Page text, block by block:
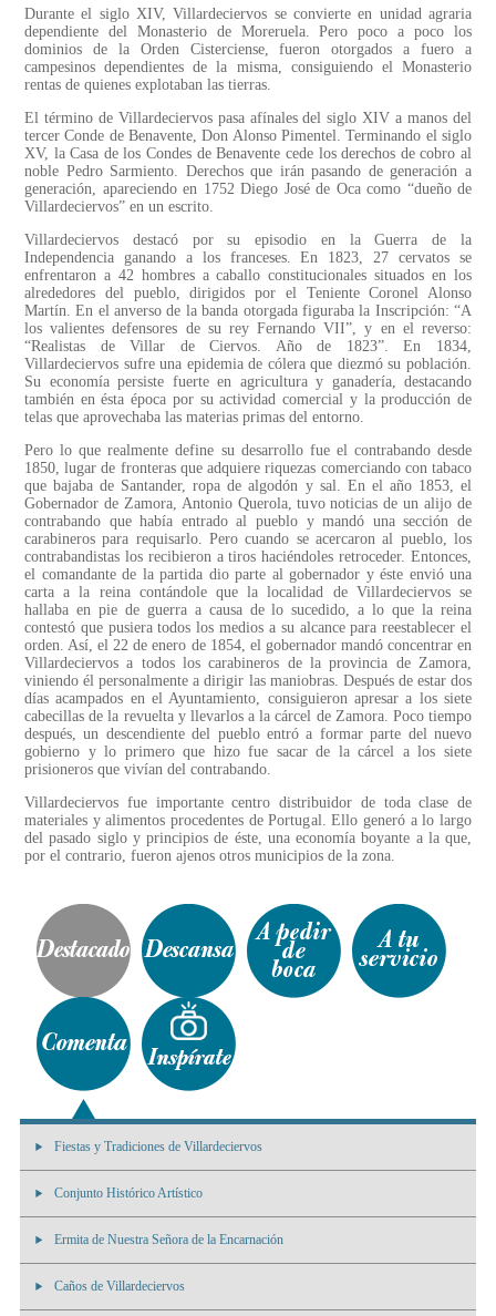
Durante el siglo XIV, Villardeciervos se convierte en unidad agraria
dependiente del Monasterio de Moreruela. Pero poco a poco los
dominios de la Orden Cisterciense, fueron otorgados a fuero a
campesinos dependientes de la misma, consiguiendo el Monasterio
rentas de quienes explotaban las tierras.
El término de Villardeciervos pasa afínales del siglo XIV a manos del
tercer Conde de Benavente, Don Alonso Pimentel. Terminando el siglo
XV, la Casa de los Condes de Benavente cede los derechos de cobro al
noble Pedro Sarmiento. Derechos que irán pasando de generación a
generación, apareciendo en 1752 Diego José de Oca como “dueño de
Villardeciervos” en un escrito.
Villardeciervos destacó por su episodio en la Guerra de la
Independencia ganando a los franceses. En 1823, 27 cervatos se
enfrentaron a 42 hombres a caballo constitucionales situados en los
alrededores del pueblo, dirigidos por el Teniente Coronel Alonso
Martín. En el anverso de la banda otorgada figuraba la Inscripción: “A
los valientes defensores de su rey Fernando VII”, y en el reverso:
“Realistas de Villar de Ciervos. Año de 1823”. En 1834,
Villardeciervos sufre una epidemia de cólera que diezmó su población.
Su economía persiste fuerte en agricultura y ganadería, destacando
también en ésta época por su actividad comercial y la producción de
telas que aprovechaba las materias primas del entorno.
Pero lo que realmente define su desarrollo fue el contrabando desde
1850, lugar de fronteras que adquiere riquezas comerciando con tabaco
que bajaba de Santander, ropa de algodón y sal. En el año 1853, el
Gobernador de Zamora, Antonio Querola, tuvo noticias de un alijo de
contrabando que había entrado al pueblo y mandó una sección de
carabineros para requisarlo. Pero cuando se acercaron al pueblo, los
contrabandistas los recibieron a tiros haciéndoles retroceder. Entonces,
el comandante de la partida dio parte al gobernador y éste envió una
carta a la reina contándole que la localidad de Villardeciervos se
hallaba en pie de guerra a causa de lo sucedido, a lo que la reina
contestó que pusiera todos los medios a su alcance para reestablecer el
orden. Así, el 22 de enero de 1854, el gobernador mandó concentrar en
Villardeciervos a todos los carabineros de la provincia de Zamora,
viniendo él personalmente a dirigir las maniobras. Después de estar dos
días acampados en el Ayuntamiento, consiguieron apresar a los siete
cabecillas de la revuelta y llevarlos a la cárcel de Zamora. Poco tiempo
después, un descendiente del pueblo entró a formar parte del nuevo
gobierno y lo primero que hizo fue sacar de la cárcel a los siete
prisioneros que vivían del contrabando.
Villardeciervos fue importante centro distribuidor de toda clase de
materiales y alimentos procedentes de Portugal. Ello generó a lo largo
del pasado siglo y principios de éste, una economía boyante a la que,
por el contrario, fueron ajenos otros municipios de la zona.
Fiestas y Tradiciones de Villardeciervos
Conjunto Histórico Artístico
Ermita de Nuestra Señora de la Encarnación
Caños de Villardeciervos